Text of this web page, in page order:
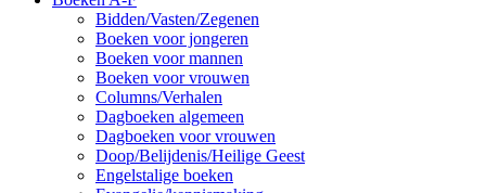
Bidden/Vasten/Zegenen
Boeken voor jongeren
Boeken voor mannen
Boeken voor vrouwen
Columns/Verhalen
Dagboeken algemeen
Dagboeken voor vrouwen
Doop/Belijdenis/Heilige Geest
Engelstalige boeken